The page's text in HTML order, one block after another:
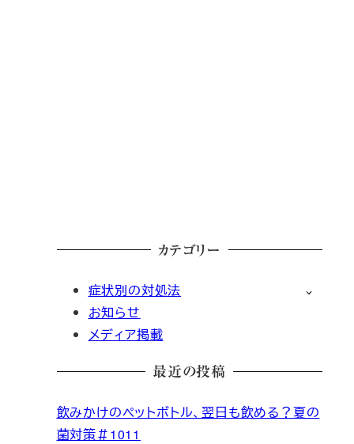
カテゴリー
症状別の対処法
お知らせ
メディア掲載
最近の投稿
飲みかけのペットボトル、翌日も飲める？夏の
菌対策＃1011